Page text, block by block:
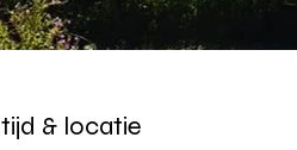
tijd & locatie